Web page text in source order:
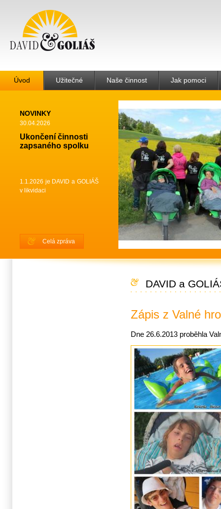
Úvod Užitečné Naše činnost Jak pomoci
NOVINKY
30.04.2026
Ukončení činnosti
zapsaného spolku
1.1.2026 je DAVID a GOLIÁŠ
v likvidaci
Celá zpráva
DAVID a
Zápis z Valné
Dne 26.6.2013 proběhla